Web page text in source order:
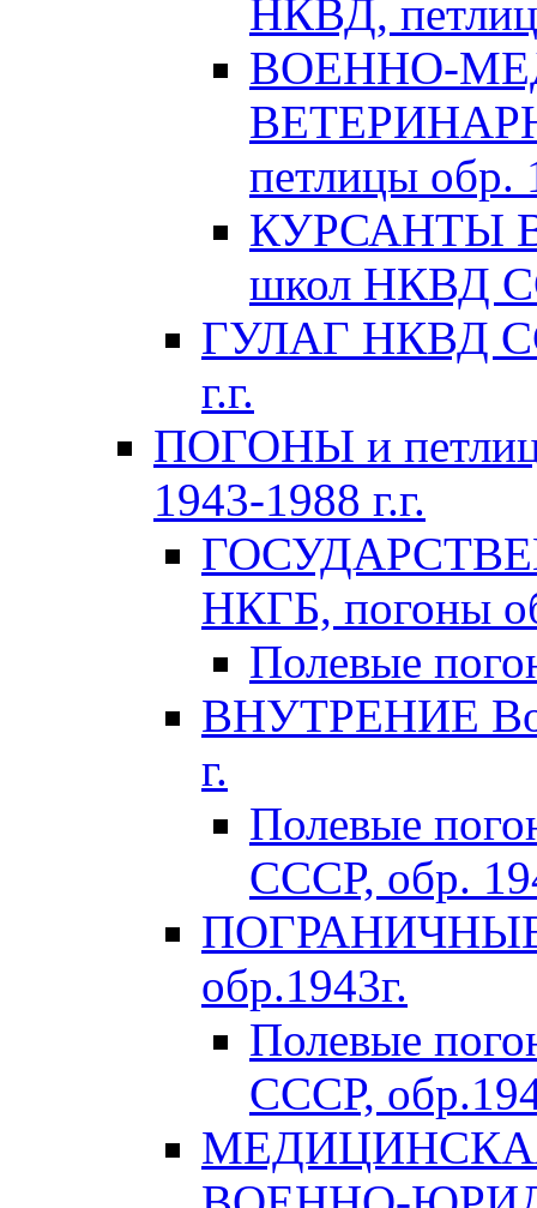
НКВД,
ВОЕННО-
петлицы обр.
КУРСАНТЫ
школ НКВД
ГУЛАГ НКВД
г.г.
ПОГОНЫ и
1943-1988 г.г.
НКГБ, погоны
Полевые
ВНУТРЕНИЕ
г.
Полевые
СССР, обр.
ПОГРАНИЧНЫЕ
обр.1943г.
Полевые
СССР,